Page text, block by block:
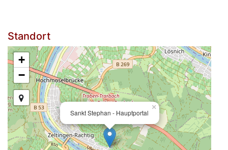
Standort
Sankt Stephan - Hauptportal
×
+
−